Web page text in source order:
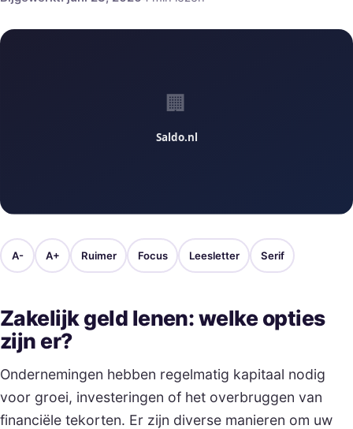
A- A+ Ruimer Focus Leesletter Serif
Zakelijk geld lenen: welke opties
zijn er?
Ondernemingen hebben regelmatig kapitaal nodig
voor groei, investeringen of het overbruggen van
financiële tekorten. Er zijn diverse manieren om uw